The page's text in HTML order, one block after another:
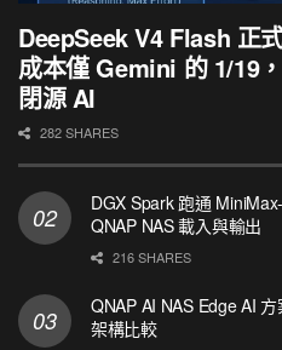
DeepSeek V4 Flash 正
成本僅 Gemini 的 1/19
閉源 AI
282 SHARES
DGX Spark 跑通
QNAP NAS 載入與輸出
216 SHARES
QNAP AI NAS Edge AI
架構比較